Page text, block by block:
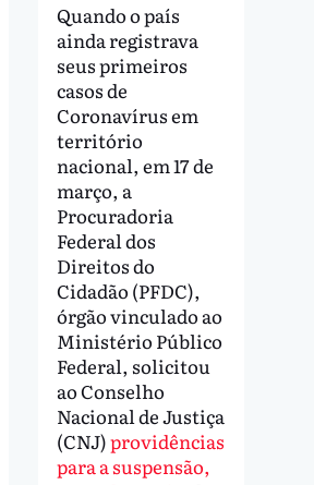
Quando o país
ainda registrava
seus primeiros
casos de
Coronavírus em
território
nacional, em 17 de
março, a
Procuradoria
Federal dos
Direitos do
Cidadão (PFDC),
órgão vinculado ao
Ministério Público
Federal, solicitou
ao Conselho
Nacional de Justiça
(CNJ)providências
para a suspensão,